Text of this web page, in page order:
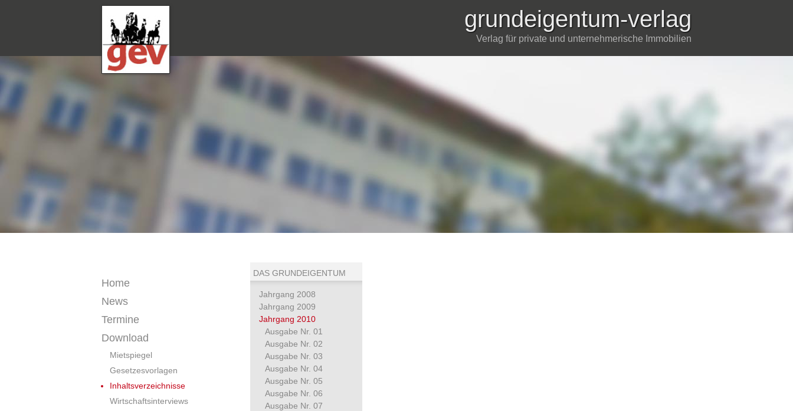
grundeigentum-verlag
Verlag für private und unternehmerische Immobilien
Home
News
Termine
Download
Mietspiegel
Gesetzesvorlagen
Inhaltsverzeichnisse
Wirtschaftsinterviews
DAS GRUNDEIGENTUM
Jahrgang 2008
Jahrgang 2009
Jahrgang 2010
Ausgabe Nr. 01
Ausgabe Nr. 02
Ausgabe Nr. 03
Ausgabe Nr. 04
Ausgabe Nr. 05
Ausgabe Nr. 06
Ausgabe Nr. 07